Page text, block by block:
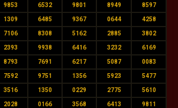
9853 6532 9801 8949 8597
1309 6485 9367 0644 4258
7106 8308 5162 2885 3802
2393 9938 6416 3232 6169
8793 7691 6217 5087 0083
7592 9751 1356 5923 5477
3516 1350 0229 2775 5610
2028 0166 3568 6413 9811